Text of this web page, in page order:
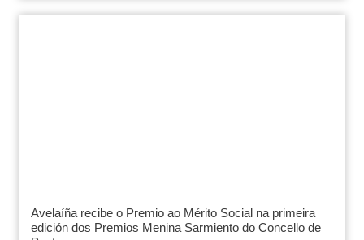
Avelaíña recibe o Premio ao Mérito Social na primeira
edición dos Premios Menina Sarmiento do Concello de